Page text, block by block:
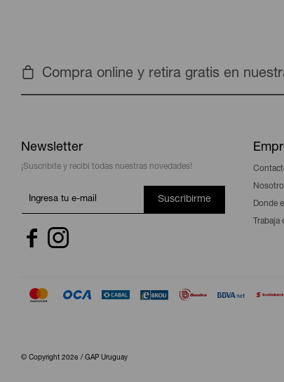
Compra online y retira gratis en
Newsletter
¡Suscribite y recibí todas nuestras novedades!
Suscribirme
 
Donde
© Copyright 2026 / GAP Uruguay